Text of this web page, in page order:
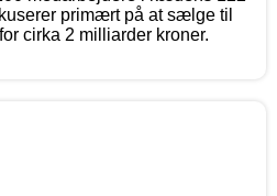
primært på at sælge til
cirka 2 milliarder kroner.